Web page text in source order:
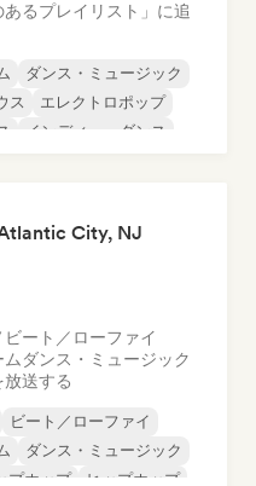
るプレイリスト」に追
ダンス・ミュージック
ス
エレクトロポップ
インディー・ダンス
City, NJ
ビート／ローファイ
ダンス・ミュージック
送する
ビート／ローファイ
ダンス・ミュージック
プホップ ヒップホップ